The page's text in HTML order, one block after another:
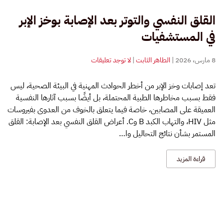
القلق النفسي والتوتر بعد الإصابة بوخز الإبر
في المستشفيات
8 مارس، 2026 | الطاهر الثابت|لا توجد تعليقات
والتوتر
بعد
الإصابة
بوخز
الإبر
تعد إصابات وخز الإبر من أخطر الحوادث المهنية في البيئة الصحية، ليس
فقط بسبب مخاطرها الطبية المحتملة، بل أيضًا بسبب آثارها النفسية
العميقة على المصابين، خاصة فيما يتعلق بالخوف من العدوى بفيروسات
مثل HIV، والتهاب الكبد B وC. أعراض القلق النفسي بعد الإصابة: القلق
المستمر بشأن نتائج التحاليل وا…
قراءة المزيد